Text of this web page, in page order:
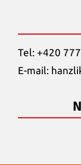
Tel: +420
E-mail: